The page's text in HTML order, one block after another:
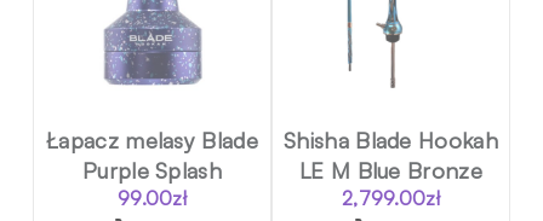
Łapacz melasy Blade
Purple Splash
99.00zł
Shisha Blade Hookah
LE M Blue Bronze
2,799.00zł